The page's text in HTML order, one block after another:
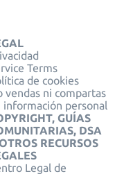
Terms
de cookies
vendas ni compartas
información personal
GUÍAS
DSA
RECURSOS
Legal de